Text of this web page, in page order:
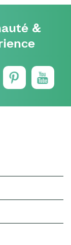
&